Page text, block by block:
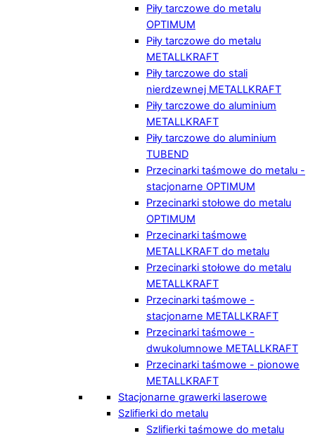
Piły tarczowe do metalu
OPTIMUM
Piły tarczowe do metalu
METALLKRAFT
Piły tarczowe do stali
nierdzewnej METALLKRAFT
Piły tarczowe do aluminium
METALLKRAFT
Piły tarczowe do aluminium
TUBEND
Przecinarki taśmowe do metalu -
stacjonarne OPTIMUM
Przecinarki stołowe do metalu
OPTIMUM
Przecinarki taśmowe
METALLKRAFT do metalu
Przecinarki stołowe do metalu
METALLKRAFT
Przecinarki taśmowe -
stacjonarne METALLKRAFT
Przecinarki taśmowe -
dwukolumnowe METALLKRAFT
Przecinarki taśmowe - pionowe
METALLKRAFT
Stacjonarne grawerki laserowe
Szlifierki do metalu
Szlifierki taśmowe do metalu